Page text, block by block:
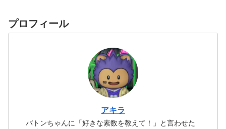
プロフィール
アキラ
バトンちゃんに「好きな素数を教えて！」と言わせた